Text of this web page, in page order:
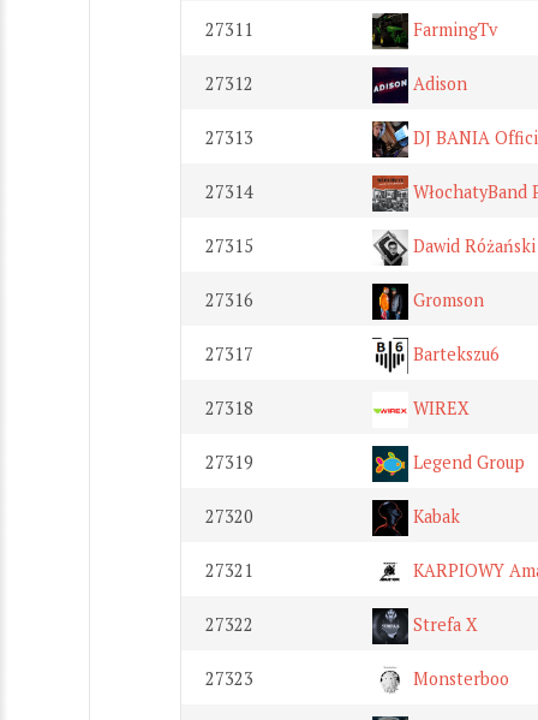
27311 FarmingTv
27312 Adison
27313 DJ BANIA
27314 WłochatyBand
27315 Dawid Różański
27316 Gromson
27317 Bartekszu6
27318 WIREX
27319 Legend Group
27320 Kabak
27321 KARPIOWY
27322 Strefa X
27323 Monsterboo